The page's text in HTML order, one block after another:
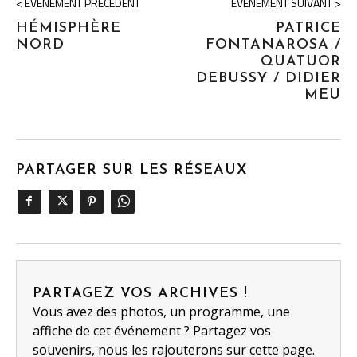
HÉMISPHÈRE
NORD
PATRICE
FONTANAROSA /
QUATUOR
DEBUSSY / DIDIER
MEU
PARTAGER SUR LES RÉSEAUX
PARTAGEZ VOS ARCHIVES !
Vous avez des photos, un programme, une
affiche de cet événement ? Partagez vos
souvenirs, nous les rajouterons sur cette page.